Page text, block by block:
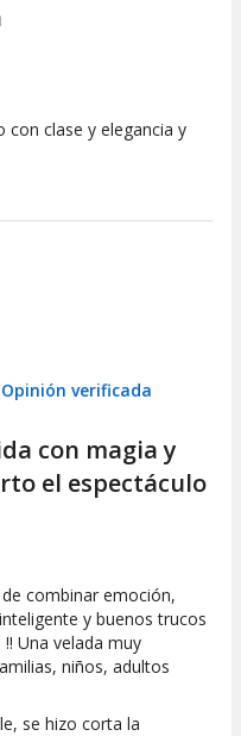
10
con clase y elegancia y
Opinión verificada
con magia y
el espectáculo
10
artística
combinar emoción,
y buenos trucos
Una velada muy
niños, adultos
se hizo corta la